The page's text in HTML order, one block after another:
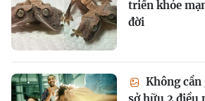
triển khỏe
đời
Không cần
sở hữu 2 điều